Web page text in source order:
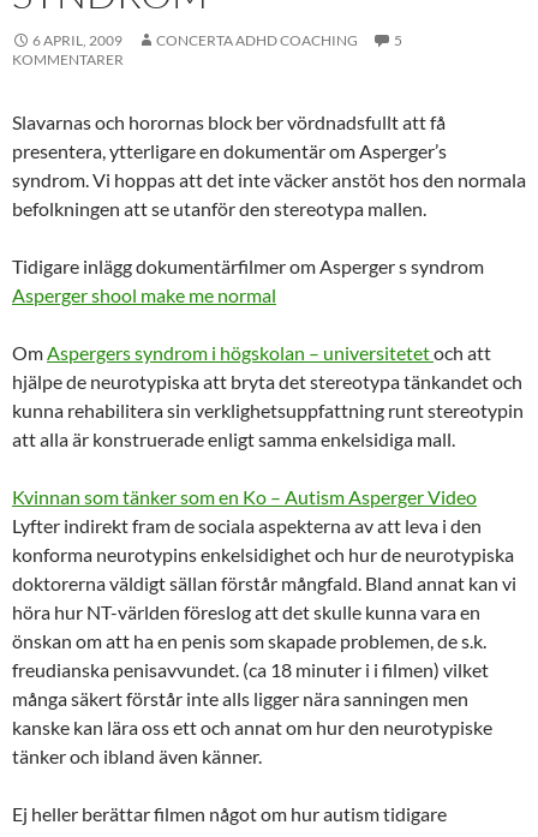
6 APRIL, 2009 CONCERTA ADHD COACHING
5
KOMMENTARER
Slavarnas och horornas block ber vördnadsfullt att få
presentera, ytterligare en dokumentär om Asperger’s
syndrom. Vi hoppas att det inte väcker anstöt hos den normala
befolkningen att se utanför den stereotypa mallen.
Tidigare inlägg dokumentärfilmer om Asperger s syndrom
Asperger shool make me normal
OmAspergers syndrom i högskolan – universitetetoch att
hjälpe de neurotypiska att bryta det stereotypa tänkandet och
kunna rehabilitera sin verklighetsuppfattning runt stereotypin
att alla är konstruerade enligt samma enkelsidiga mall.
Kvinnan som tänker som en Ko – Autism Asperger Video
Lyfter indirekt fram de sociala aspekterna av att leva i den
konforma neurotypins enkelsidighet och hur de neurotypiska
doktorerna väldigt sällan förstår mångfald. Bland annat kan vi
höra hur NT-världen föreslog att det skulle kunna vara en
önskan om att ha en penis som skapade problemen, de s.k.
freudianska penisavvundet. (ca 18 minuter i i filmen) vilket
många säkert förstår inte alls ligger nära sanningen men
kanske kan lära oss ett och annat om hur den neurotypiske
tänker och ibland även känner.
Ej heller berättar filmen något om hur autism tidigare